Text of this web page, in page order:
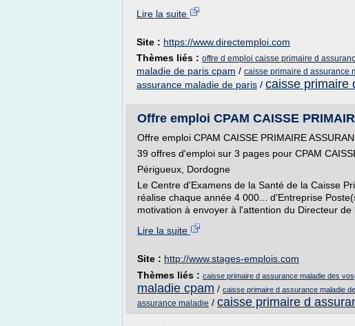
Lire la suite
Site : https://www.directemploi.com
Thèmes liés : offre d emploi caisse primaire d
maladie de paris cpam / caisse primaire d assurance
assurance maladie de paris / caisse primaire
Offre emploi CPAM CAISSE
Offre emploi CPAM CAISSE PRIMAIRE
39 offres d'emploi sur 3 pages pour CPAM
Périgueux, Dordogne
Le Centre d'Examens de la Santé de la Caisse
réalise chaque année 4 000... d'Entreprise
motivation à envoyer à l'attention du Directeur de
Lire la suite
Site : http://www.stages-emplois.com
Thèmes liés : caisse primaire d assurance maladie des
maladie cpam / caisse primaire d assurance maladie
assurance maladie / caisse primaire d